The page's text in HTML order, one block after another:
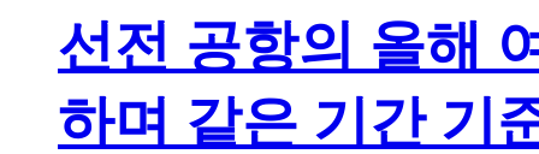
선전 공항의 올해
하며 같은 기간 기